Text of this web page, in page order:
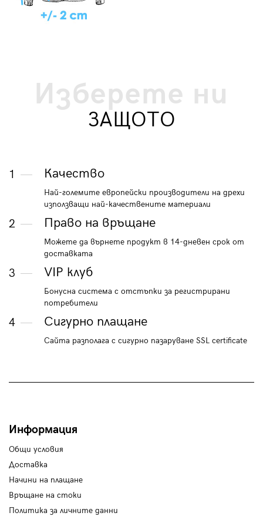
Изберете ни
ЗАЩОТО
1 Качество
Най-големите европейски производители на дрехи
използващи най-качествените материали
2 Право на връщане
Можете да върнете продукт в 14-дневен срок от
доставката
3 VIP клуб
Бонусна система с отстъпки за регистрирани
потребители
4 Сигурно плащане
Сайта разполага с сигурно пазаруване SSL certificate
Информация
Общи условия
Доставка
Начини на плащане
Връщане на стоки
Политика за личните данни